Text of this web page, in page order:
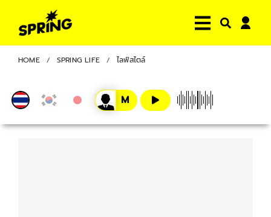
HOME SPRING LIFE ไลฟ์สไตล์